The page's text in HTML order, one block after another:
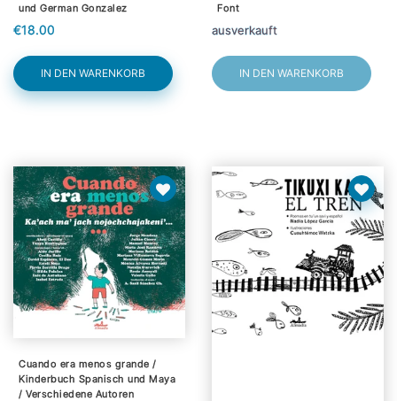
und German Gonzalez
€18.00
IN DEN WARENKORB
Font
ausverkauft
IN DEN WARENKORB
Cuando era menos grande /
Kinderbuch Spanisch und Maya
/ Verschiedene Autoren